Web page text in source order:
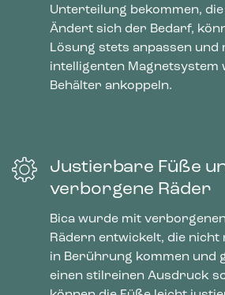
Unterteilung bekommen, die
Ändert sich der Bedarf,
Lösung stets anpassen und
intelligenten Magnetsystem
Behälter ankoppeln.
Justierbare Füße
verborgene Räder
Bica wurde mit
Rädern entwickelt, die nicht
in Berührung kommen und
einen stilreinen Ausdruck